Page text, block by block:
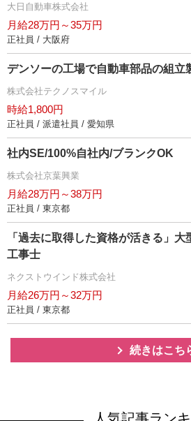
大日自動車株式会社
月給28万円～35万円
正社員 / 大阪府
デンソーの工場で自動車部品の組
株式会社テクノスマイル
時給1,800円
正社員 / 派遣社員 / 愛知県
社内SE/100%自社内/ブランクOK
株式会社京葉興業
月給28万円～38万円
正社員 / 東京都
「過去に取得した資格が活きる」
工事士
ネクストウインド株式会社
月給26万円～32万円
正社員 / 東京都
続きはこち
人気記事ラン